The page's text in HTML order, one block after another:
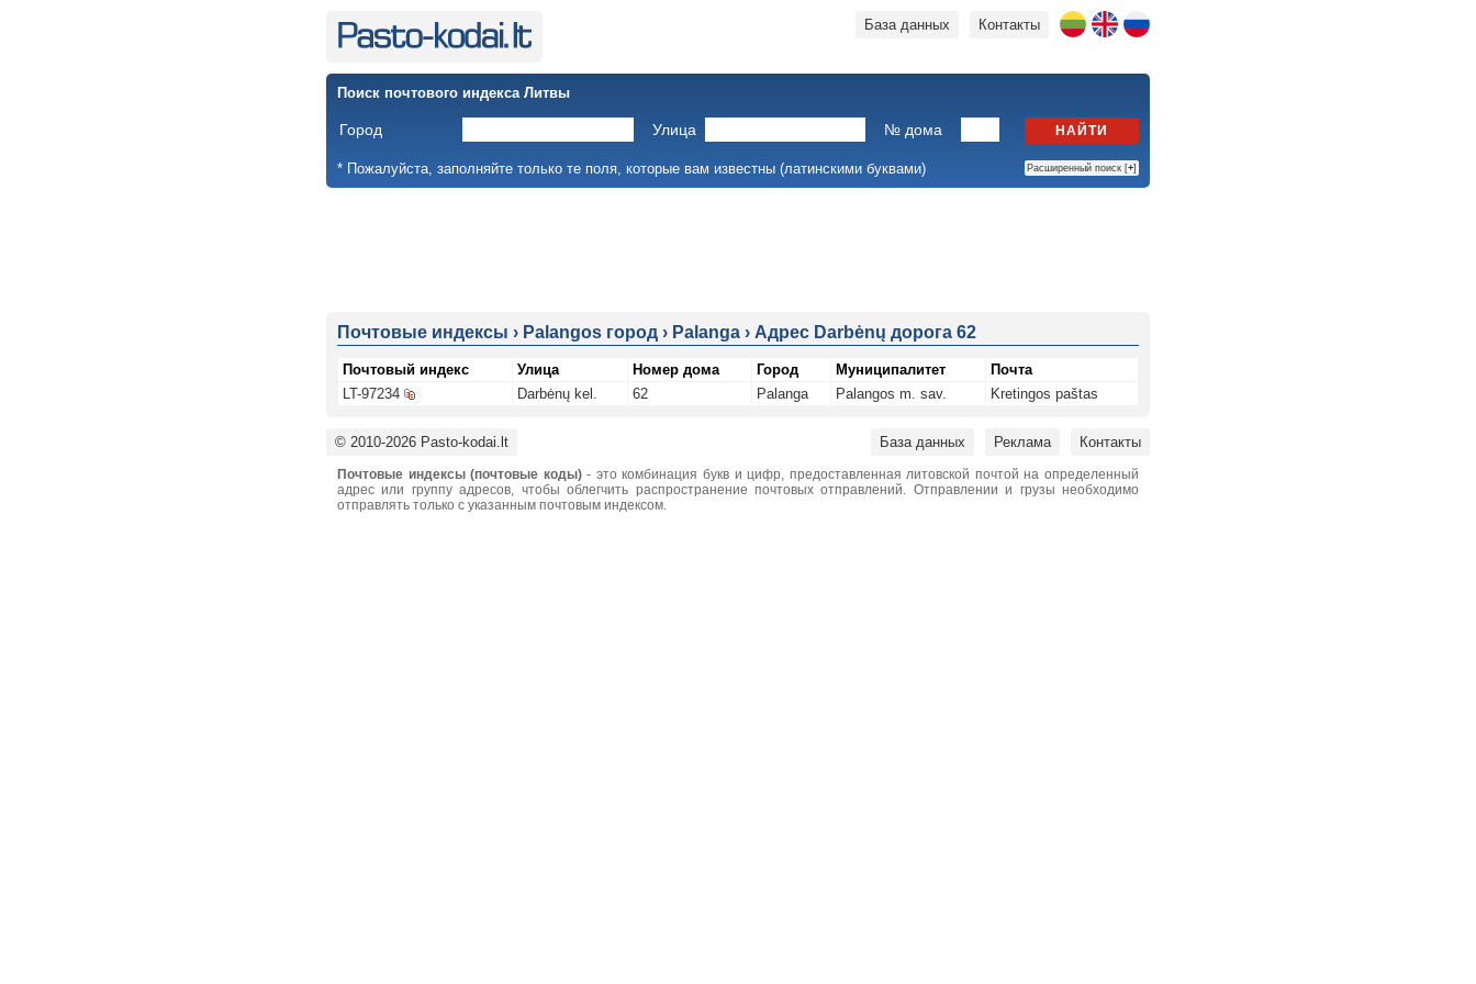
Контакты
База данных
Поиск почтового индекса Литвы
Город Улица № дома НАЙТИ
* Пожалуйста, заполняйте только те поля, которые вам известны (латинскими буквами) Расширенный поиск [+]
Почтовые индексы › Palangos город › Palanga › Адрес Darbėnų дорога 62
Почтовый индекс Улица Номер дома Город Муниципалитет
Почта
LT-97234
Darbėnų kel. 62 Palanga Palangos m. sav. Kretingos paštas
© 2010-2026 Pasto-kodai.lt База данных Реклама Контакты
Почтовые индексы (почтовые коды)- это комбинация букв и цифр, предоставленная литовской почтой на определенный
адрес или группу адресов, чтобы облегчить распространение почтовых отправлений. Отправлении и грузы необходимо
отправлять только с указанным почтовым индексом.